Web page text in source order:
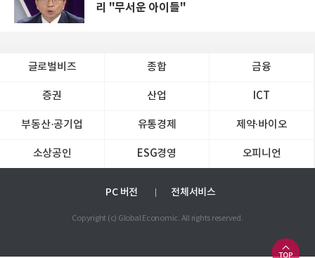
리 "무서운 아이들"
글로벌비즈 종합 금융
증권 산업 ICT
부동산·공기업 유통경제 제약∙바이오
소상공인 ESG경영 오피니언
PC 버전 전체서비스
Copyright (c) Global Economic. All rights reserved.